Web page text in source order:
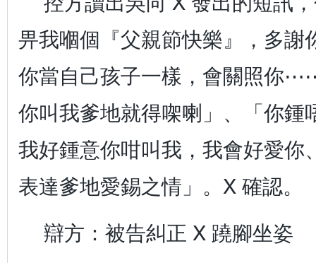
畀我嗰個『父親節快樂』，多謝
你當自己孩子一樣，會關照你
你叫我爹地就得㗎喇」、「你鍾
我好鍾意你咁叫我，我會好愛你
表達爹地愛錫之情」。X 確認。
辯方：被告糾正 X 蹺腳坐姿